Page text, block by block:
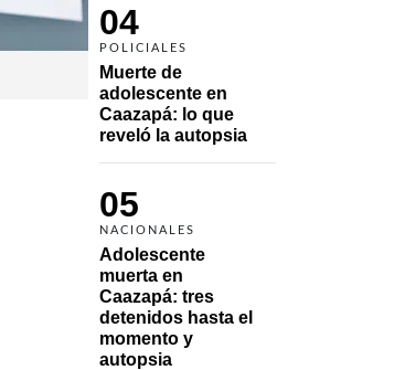
04
POLICIALES
Muerte de
adolescente en
Caazapá: lo que
reveló la autopsia
05
NACIONALES
Adolescente
muerta en
Caazapá: tres
detenidos hasta el
momento y
autopsia